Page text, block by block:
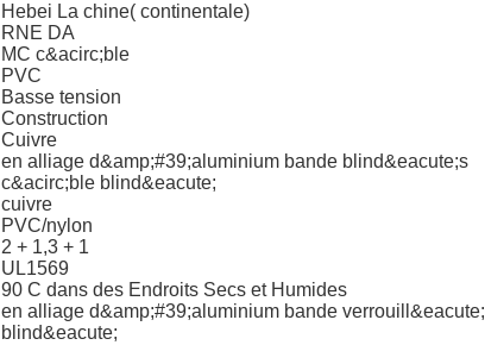
Hebei La chine( continentale)
RNE DA
MC c&acirc;ble
PVC
Basse tension
Construction
Cuivre
en alliage d&amp;#39;aluminium bande blind&eacute;s
c&acirc;ble blind&eacute;
cuivre
PVC/nylon
2 + 1,3 + 1
UL1569
90 C dans des Endroits Secs et Humides
en alliage d&amp;#39;aluminium bande verrouill&eacute;
blind&eacute;